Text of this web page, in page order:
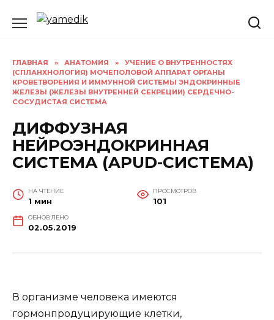
ГЛАВНАЯ » АНАТОМИЯ »
УЧЕНИЕ О ВНУТРЕННОСТЯХ
(СПЛАНХНОЛОГИЯ) МОЧЕПОЛОВОЙ АППАРАТ ОРГАНЫ
КРОВЕТВОРЕНИЯ И ИММУННОЙ СИСТЕМЫ ЭНДОКРИННЫЕ
ЖЕЛЕЗЫ (ЖЕЛЕЗЫ ВНУТРЕННЕЙ СЕКРЕЦИИ) СЕРДЕЧНО-
СОСУДИСТАЯ СИСТЕМА
ДИФФУЗНАЯ
НЕЙРОЭНДОКРИННАЯ
СИСТЕМА (APUD-СИСТЕМА)
НА ЧТЕНИЕ
1 мин
ПРОСМОТРОВ
101
ОБНОВЛЕНО
02.05.2019
В организме человека имеются
гормонпродуцирующие клетки,